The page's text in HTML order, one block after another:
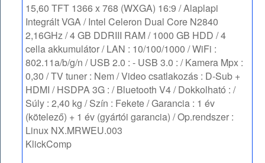
15,60 TFT 1366 x 768 (WXGA) 16:9 / Alaplapi
Integrált VGA / Intel Celeron Dual Core N2840
2,16GHz / 4 GB DDRIII RAM / 1000 GB HDD / 4
cella akkumulátor / LAN : 10/100/1000 / WiFi :
802.11a/b/g/n / USB 2.0 : - USB 3.0 : / Kamera Mpx :
0,30 / TV tuner : Nem / Video csatlakozás : D-Sub +
HDMI / HSDPA 3G : / Bluetooth V4 / Dokkolható : /
Súly : 2,40 kg / Szín : Fekete / Garancia : 1 év
(kötelező) + 1 év (gyártói garancia) / Op.rendszer :
Linux NX.MRWEU.003
KlickComp